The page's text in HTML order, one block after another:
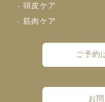
- 頭皮ケア
- 筋肉ケア
ご予約
お